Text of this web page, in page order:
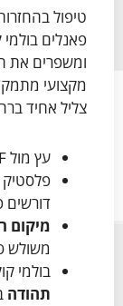
טיפול
פאנלים
ומשפרים את
צליל אחיד
עץ מול MDF: בחרו לפי רצון בור סאונד וחוסן מבני.
פלסטיק
דורשים
מיקום
משולש
בולמי
תהודה